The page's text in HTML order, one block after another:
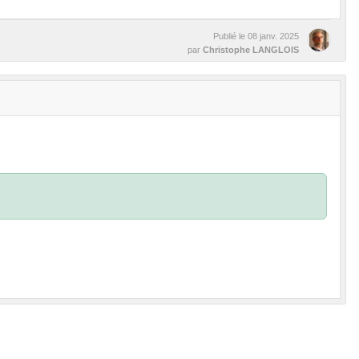
Publié le 08 janv. 2025
par Christophe LANGLOIS